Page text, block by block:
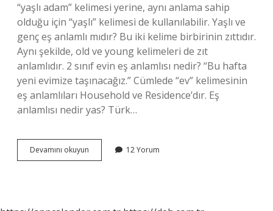
“yaşlı adam” kelimesi yerine, aynı anlama sahip
olduğu için “yaşlı” kelimesi de kullanılabilir. Yaşlı ve
genç eş anlamlı mıdır? Bu iki kelime birbirinin zıttıdır.
Aynı şekilde, old ve young kelimeleri de zıt
anlamlıdır. 2 sınıf evin eş anlamlısı nedir? “Bu hafta
yeni evimize taşınacağız.” Cümlede “ev” kelimesinin
eş anlamlıları Household ve Residence’dır. Eş
anlamlısı nedir yas? Türk…
Devamını okuyun
Eş
12 Yorum